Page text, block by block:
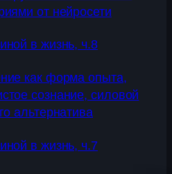
от нейросети
в жизнь, ч.8
как форма опыта,
сознание, силовой
альтернатива
в жизнь, ч.7